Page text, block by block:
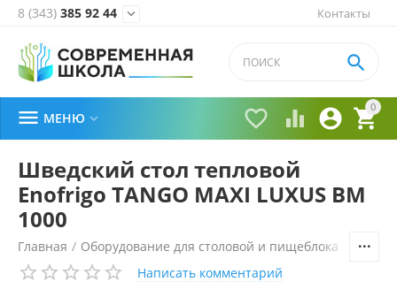
Контакты
8 (343) 385 92 44 
0


 

 МЕНЮ 
Шведский стол тепловой
Enofrigo TANGO MAXI LUXUS BM
1000
Главная / Оборудование для столовой и пищеблока
Написать комментарий